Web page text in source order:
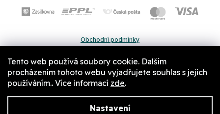
Tento web používá soubory cookie. Dalším
procházením tohoto webu vyjadřujete souhlas s jejich
používáním.. Více informací zde.
Nastavení
Obchodní podmínky
Pravidla a nastavení cookies